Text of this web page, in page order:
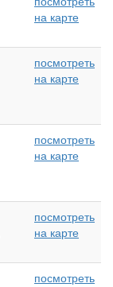
на карте
посмотреть
на карте
посмотреть
на карте
посмотреть
на карте
посмотреть